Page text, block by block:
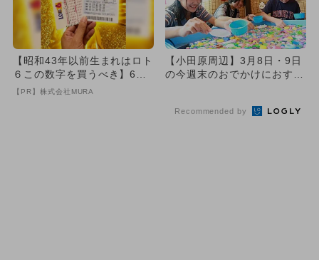
【昭和43年以前生まれはロト
６この数字を買うべき】6つ
の数字が「完全一致」する
【PR】株式会社MURA
【小田原周辺】3月8日・9日
の今週末のおでかけにおすす
Recommended by